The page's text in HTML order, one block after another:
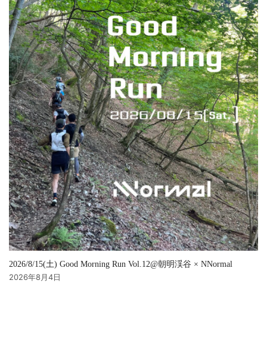
2026/8/15(土) Good Morning Run Vol.12@朝明渓谷 × NNormal
2026年8月4日